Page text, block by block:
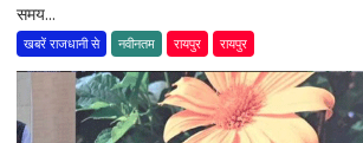
समय...
खबरें राजधानी से नवीनतम रायपुर रायपुर